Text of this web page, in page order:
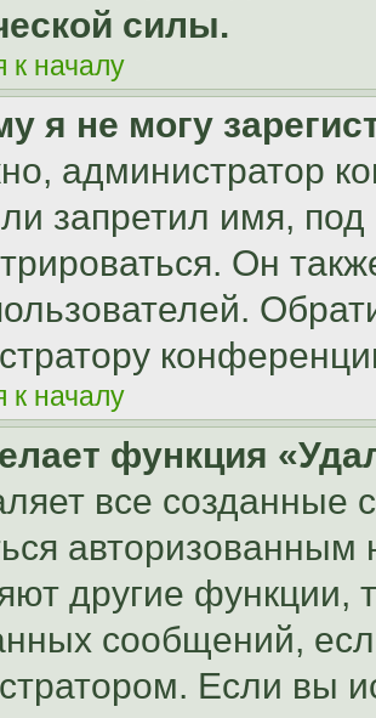
силы.
к началу
я не могу
администратор
запретил имя,
Он
к началу
функция
все созданные
другие функции,
сообщений,
Если вы